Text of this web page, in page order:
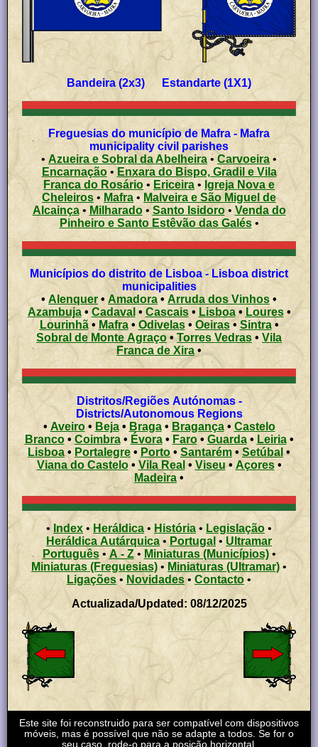
Bandeira (2x3) Estandarte (1X1)
Freguesias do município de Mafra - Mafra
municipality civil parishes
• Azueira e Sobral da Abelheira • Carvoeira •
Encarnação• Enxara do Bispo, Gradil e Vila
Franca do Rosário • Ericeira • Igreja Nova e
Cheleiros • Mafra • Malveira e São Miguel de
Alcainça• Milharado• Santo Isidoro• Venda do
Pinheiro e Santo Estêvão das Galés•
Municípios do distrito de Lisboa - Lisboa district
municipalities
• Alenquer • Amadora • Arruda dos Vinhos •
Azambuja• Cadaval • Cascais• Lisboa• Loures•
Lourinhã• Mafra• Odivelas• Oeiras• Sintra•
Sobral de Monte Agraço•Torres Vedras • Vila
Franca de Xira •
Distritos/Regiões Autónomas -
Districts/Autonomous Regions
• Aveiro• Beja• Braga• Bragança• Castelo
Branco• Coimbra• Évora•Faro• Guarda• Leiria•
Lisboa • Portalegre • Porto • Santarém • Setúbal•
Viana do Castelo• Vila Real • Viseu• Açores•
Madeira •
• Index • Heráldica • História • Legislação •
Heráldica Autárquica• Portugal • Ultramar
Português•A - Z• Miniaturas (Municípios)•
Miniaturas (Freguesias)•Miniaturas (Ultramar)•
Ligações• Novidades• Contacto •
Actualizada/Updated: 08/12/2025
Este site foi reconstruido para ser compatível com dispositivos
móveis, mas é possível que não se adapte a todos. Se for o
seu caso, rode-o para a posição horizontal.